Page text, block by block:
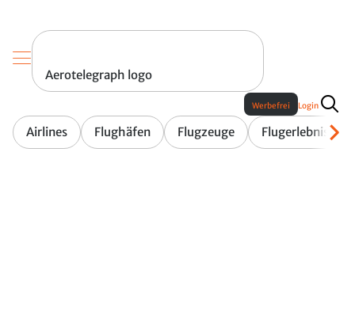
Aerotelegraph logo
Airlines Flughäfen Flugzeuge Flugerlebnis
Werbefrei Login